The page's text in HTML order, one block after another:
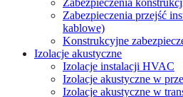
Zabezpieczenia
Zabezpieczenia przejść
kablowe)
Konstrukcyjne
Izolacje akustyczne
Izolacje instalacji HVAC
Izolacje akustyczne w
Izolacje akustyczne w